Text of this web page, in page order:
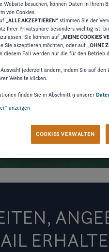
Website besuchen, können Daten in
von Cookies.
„ALLE AKZEPTIEREN“ stimmen Sie der
Ihrer Privatsphäre besonders wichtig ist,
Sie können auf „MEINE COOKIES
Sie akzeptieren möchten, oder auf „OHNE
diesem Fall werden nur die für den
jederzeit ändern, indem Sie auf den
Website klicken.
finden Sie in Abschnitt 9 unserer
anzeigen
COOKIES VERWALTEN